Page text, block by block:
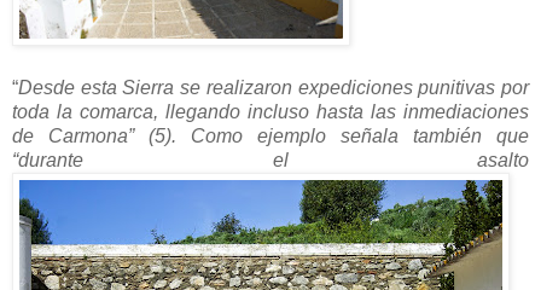
“Desde esta Sierra se realizaron expediciones punitivas por
toda la comarca, llegando incluso hasta las inmediaciones
de Carmona” (5). Como ejemplo señala también que
“durante el asalto